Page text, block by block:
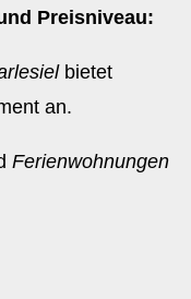
Preisniveau:
bietet
an.
Ferienwohnungen